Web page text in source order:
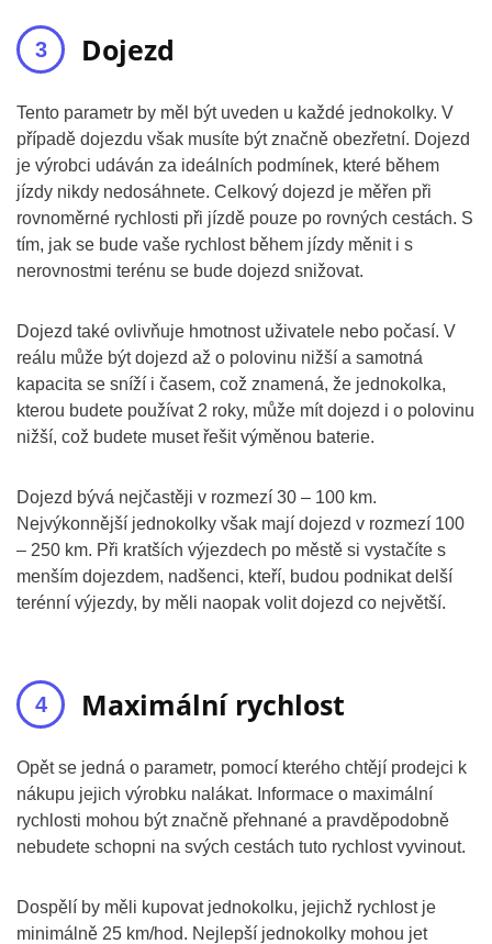
Dojezd
Tento parametr by měl být uveden u každé jednokolky. V
případě dojezdu však musíte být značně obezřetní. Dojezd
je výrobci udáván za ideálních podmínek, které během
jízdy nikdy nedosáhnete. Celkový dojezd je měřen při
rovnoměrné rychlosti při jízdě pouze po rovných cestách. S
tím, jak se bude vaše rychlost během jízdy měnit i s
nerovnostmi terénu se bude dojezd snižovat.
Dojezd také ovlivňuje hmotnost uživatele nebo počasí. V
reálu může být dojezd až o polovinu nižší a samotná
kapacita se sníží i časem, což znamená, že jednokolka,
kterou budete používat 2 roky, může mít dojezd i o polovinu
nižší, což budete muset řešit výměnou baterie.
Dojezd bývá nejčastěji v rozmezí 30 – 100 km.
Nejvýkonnější jednokolky však mají dojezd v rozmezí 100
– 250 km. Při kratších výjezdech po městě si vystačíte s
menším dojezdem, nadšenci, kteří, budou podnikat delší
terénní výjezdy, by měli naopak volit dojezd co největší.
Maximální rychlost
Opět se jedná o parametr, pomocí kterého chtějí prodejci k
nákupu jejich výrobku nalákat. Informace o maximální
rychlosti mohou být značně přehnané a pravděpodobně
nebudete schopni na svých cestách tuto rychlost vyvinout.
Dospělí by měli kupovat jednokolku, jejichž rychlost je
minimálně 25 km/hod. Nejlepší jednokolky mohou jet